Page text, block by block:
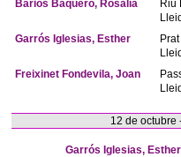
Barios Baquero, Rosalía
Riu
Garrós Iglesias, Esther
Freixinet Fondevila, Joan
12 de octubre
Garrós Iglesias, Esther